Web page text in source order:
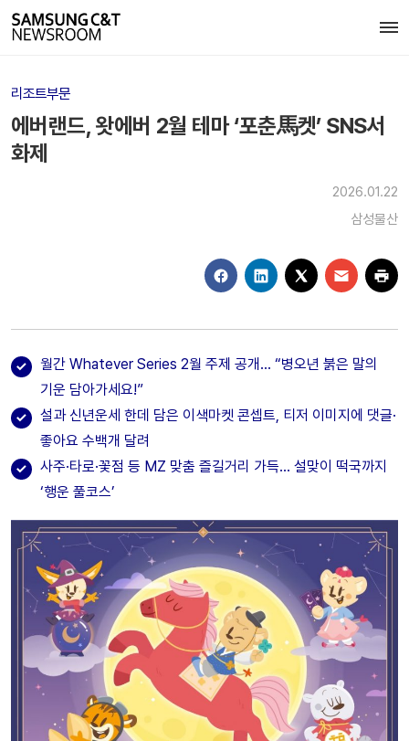
리조트부문
에버랜드, 왓에버 2월 테마 ‘포춘馬켓’ SNS서
화제
2026.01.22
삼성물산
월간 Whatever Series 2월 주제 공개… “병오년 붉은 말의
기운 담아가세요!”
설과 신년운세 한데 담은 이색마켓 콘셉트, 티저 이미지에 댓글·
좋아요 수백개 달려
사주·타로·꽃점 등 MZ 맞춤 즐길거리 가득… 설맞이 떡국까지
‘행운 풀코스’